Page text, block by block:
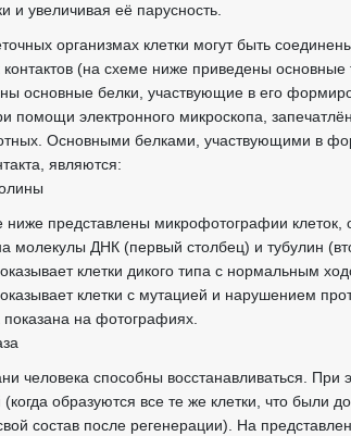
и увеличивая её парусность.
организмах клетки могут быть
(на схеме ниже приведены основные
основные белки, участвующие в его
помощи электронного микроскопа,
Основными белками, участвующими в
являются:
ниже представлены микрофотографии
молекулы ДНК (первый столбец) и тубулин
клетки дикого типа с нормальным
клетки с мутацией и нарушением
показана на фотографиях.
человека способны восстанавливаться. При
образуются все те же клетки, что были
состав после регенерации). На